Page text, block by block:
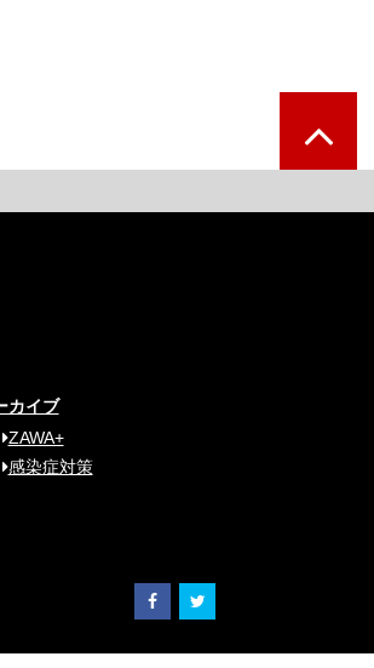
カイブ
ZAWA+
感染症対策